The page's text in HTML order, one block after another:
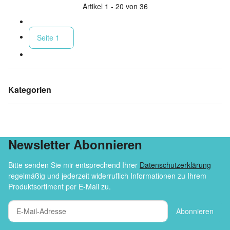
Artikel 1 - 20 von 36
Seite 1
Kategorien
Newsletter Abonnieren
Bitte senden Sie mir entsprechend Ihrer Datenschutzerklärung
regelmäßig und jederzeit widerruflich Informationen zu Ihrem
Produktsortiment per E-Mail zu.
Abonnieren